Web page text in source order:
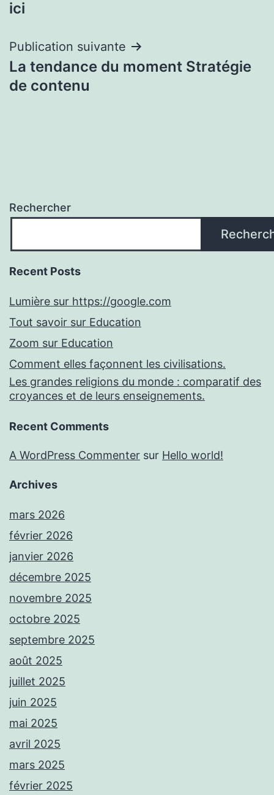
ici
Publication suivante
La tendance du moment Stratégie
de contenu
Rechercher
Recent Posts
Lumière sur https://google.com
Tout savoir sur Education
Zoom sur Education
Comment elles façonnent les civilisations.
Les grandes religions du monde : comparatif des
croyances et de leurs enseignements.
Recent Comments
A WordPress Commenter sur Hello world!
Archives
mars 2026
février 2026
janvier 2026
décembre 2025
novembre 2025
octobre 2025
septembre 2025
août 2025
juillet 2025
juin 2025
mai 2025
avril 2025
mars 2025
février 2025